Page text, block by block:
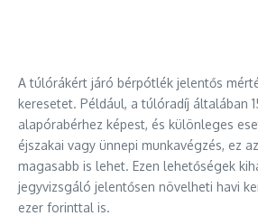
A túlórákért járó bérpótlék jelentős
keresetet. Például, a túlóradíj általában
alapórabérhez képest, és különleges
éjszakai vagy ünnepi munkavégzés, ez
magasabb is lehet. Ezen lehetőségek
jegyvizsgáló jelentősen növelheti havi
ezer forinttal is.